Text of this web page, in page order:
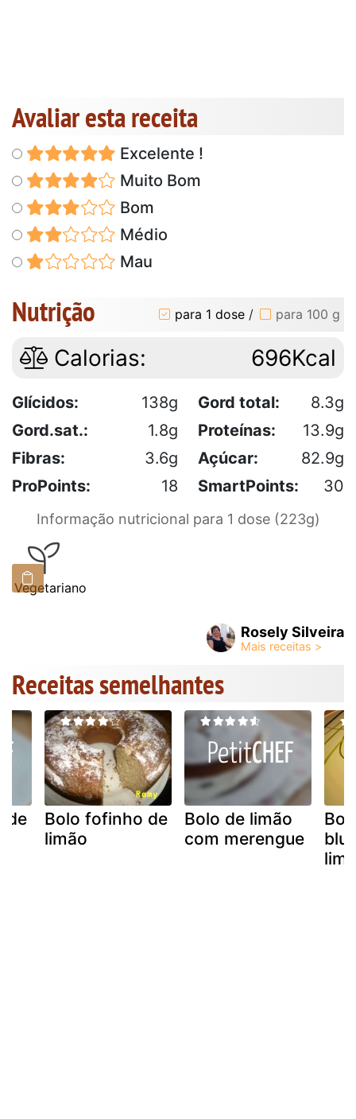
Avaliar esta receita
Excelente !
Muito Bom
Bom
Médio
Mau
Nutrição para 1 dose / para 100 g
Calorias: 696Kcal
Glícidos: 138g Gord total:
8.3g
Gord.sat.:
1.8g Proteínas:
13.9g
Fibras:
3.6g Açúcar:
82.9g
ProPoints:
18 SmartPoints: 30
Informação nutricional para 1 dose (223g)
Vegetariano
Rosely Silveira
Receitas semelhantes
de
Bolo fofinho de
limão
Bolo de limão
com merengue